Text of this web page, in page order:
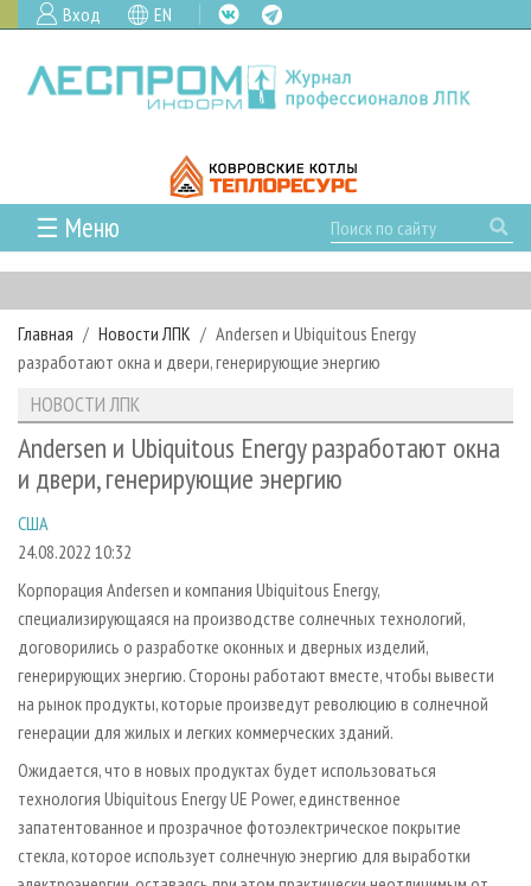
Вход EN
☰ Меню
ГЛАВНАЯ
РУБРИКИ И ТЕМЫ
РУБРИКИ ЖУРНАЛА
ЛЕСОЗАГОТОВКА
ЛЕСОПИЛЕНИЕ
СУШКА ДРЕВЕСИНЫ
ПРОИЗВОДСТВО ДРЕВЕСНЫХ ПЛИТ
ДЕРЕВЯННОЕ ДОМОСТРОЕНИЕ
ПРОИЗВОДСТВО МЕБЕЛИ
БИОЭНЕРГЕТИКА
ЦБП
ИНСТРУМЕНТ И МАТЕРИАЛЫ
НОВОСТИ
НОВОСТИ ЛПК
НОВОСТИ ЖУРНАЛА
ПРОЕКТЫ ЛПИ
АНАЛИТИКА
ПРЕДПРИЯТИЯ ЛПК
ПЕРСОНЫ
МОБИЛЬНЫЕ ВЫСТАВКИ
ОФИЦИАЛЬНЫЕ ДЕЛЕГАЦИИ
ПРИОРИТЕТНЫЕ ИНВЕСТПРОЕКТЫ
RUSSIAN FORESTRY REVIEW
ГАЗЕТА ЛЕСПРОМФОРУМ
БИБЛИОТЕКА СПЕЦИАЛИСТА
АРХИВ
АРХИВ ЖУРНАЛОВ
О ЖУРНАЛЕ
КОНТАКТЫ
РЕКЛАМОДАТЕЛЯМ
РЕКЛАМА
РЕКЛАМА НА САЙТЕ
Главная Новости ЛПК
Andersen и Ubiquitous Energy
разработают окна и двери, генерирующие энергию
НОВОСТИ ЛПК
Andersen и Ubiquitous Energy разработают окна
и двери, генерирующие энергию
США
24.08.2022 10:32
Корпорация Andersen и компания Ubiquitous Energy,
специализирующаяся на производстве солнечных технологий,
договорились о разработке оконных и дверных изделий,
генерирующих энергию. Стороны работают вместе, чтобы вывести
на рынок продукты, которые произведут революцию в солнечной
генерации для жилых и легких коммерческих зданий.
Ожидается, что в новых продуктах будет использоваться
технология Ubiquitous Energy UE Power, единственное
запатентованное и прозрачное фотоэлектрическое покрытие
стекла, которое использует солнечную энергию для выработки